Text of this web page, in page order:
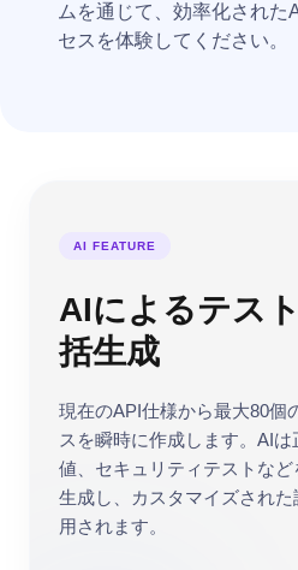
ムを通じて、効率化された
セスを体験してください。
AI FEATURE
AIによるテス
括生成
現在のAPI仕様から最大80個
スを瞬時に作成します。AI
値、セキュリティテストな
生成し、カスタマイズされ
用されます。